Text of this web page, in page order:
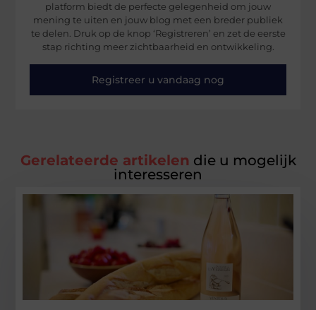
platform biedt de perfecte gelegenheid om jouw
mening te uiten en jouw blog met een breder publiek
te delen. Druk op de knop ‘Registreren’ en zet de eerste
stap richting meer zichtbaarheid en ontwikkeling.
Registreer u vandaag nog
Gerelateerde artikelen die u mogelijk
interesseren